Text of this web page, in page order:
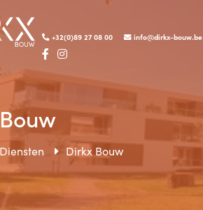
+32(0)89 27 08 00 info@dirkx-bouw.be
Diensten Dirkx Bouw